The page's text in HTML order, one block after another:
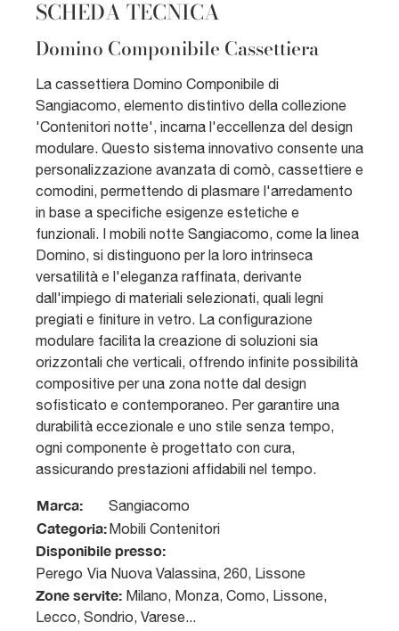
SCHEDA TECNICA
Domino Componibile Cassettiera
La cassettiera Domino Componibile di
Sangiacomo, elemento distintivo della collezione
'Contenitori notte', incarna l'eccellenza del design
modulare. Questo sistema innovativo consente una
personalizzazione avanzata di comò, cassettiere e
comodini, permettendo di plasmare l'arredamento
in base a specifiche esigenze estetiche e
funzionali. I mobili notte Sangiacomo, come la linea
Domino, si distinguono per la loro intrinseca
versatilità e l'eleganza raffinata, derivante
dall'impiego di materiali selezionati, quali legni
pregiati e finiture in vetro. La configurazione
modulare facilita la creazione di soluzioni sia
orizzontali che verticali, offrendo infinite possibilità
compositive per una zona notte dal design
sofisticato e contemporaneo. Per garantire una
durabilità eccezionale e uno stile senza tempo,
ogni componente è progettato con cura,
assicurando prestazioni affidabili nel tempo.
Marca: Sangiacomo
Categoria:Mobili Contenitori
Disponibile presso:
Perego Via Nuova Valassina, 260, Lissone
Zone servite: Milano, Monza, Como, Lissone,
Lecco, Sondrio, Varese...